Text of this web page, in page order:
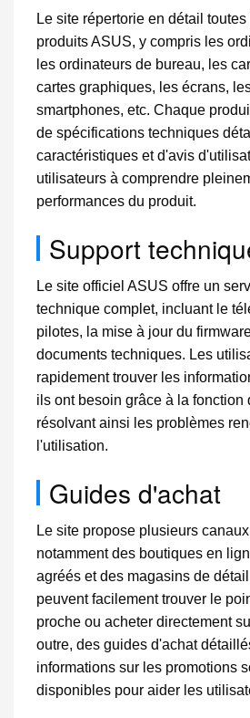
Le site répertorie en détail
produits ASUS, y compris les
les ordinateurs de bureau, les
cartes graphiques, les écrans,
smartphones, etc. Chaque
de spécifications techniques
caractéristiques et d'avis
utilisateurs à comprendre
performances du produit.
Support
Le site officiel ASUS offre un
technique complet, incluant le
pilotes, la mise à jour du
documents techniques. Les
rapidement trouver les
ils ont besoin grâce à la fonction
résolvant ainsi les problèmes
l'utilisation.
Guides d'achat
Le site propose plusieurs
notamment des boutiques en
agréés et des magasins de
peuvent facilement trouver le
proche ou acheter directement
outre, des guides d'achat
informations sur les promotions
disponibles pour aider les